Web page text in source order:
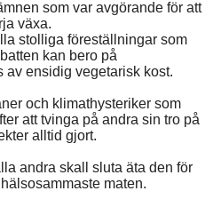
som var avgörande för att
växa.
stolliga föreställningar som
kan bero på
av ensidig vegetarisk kost.
och klimathysteriker som
att tvinga på andra sin tro på
alltid gjort.
andra skall sluta äta den för
maten.